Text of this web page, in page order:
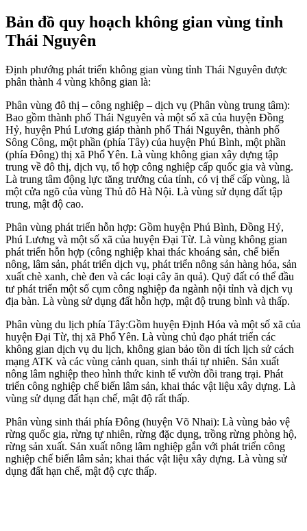
Bản đồ quy hoạch không gian vùng tỉnh
Thái Nguyên
Định phướng phát triển không gian vùng tỉnh Thái Nguyên được
phân thành 4 vùng không gian là:
Phân vùng đô thị – công nghiệp – dịch vụ (Phân vùng trung tâm):
Bao gồm thành phố Thái Nguyên và một số xã của huyện Đồng
Hỷ, huyện Phú Lương giáp thành phố Thái Nguyên, thành phố
Sông Công, một phần (phía Tây) của huyện Phú Bình, một phần
(phía Đông) thị xã Phổ Yên. Là vùng không gian xây dựng tập
trung về đô thị, dịch vụ, tổ hợp công nghiệp cấp quốc gia và vùng.
Là trung tâm động lực tăng trưởng của tỉnh, có vị thế cấp vùng, là
một cửa ngõ của vùng Thủ đô Hà Nội. Là vùng sử dụng đất tập
trung, mật độ cao.
Phân vùng phát triển hỗn hợp: Gồm huyện Phú Bình, Đồng Hỷ,
Phú Lương và một số xã của huyện Đại Từ. Là vùng không gian
phát triển hỗn hợp (công nghiệp khai thác khoáng sản, chế biến
nông, lâm sản, phát triển dịch vụ, phát triển nông sản hàng hóa, sản
xuất chè xanh, chè đen và các loại cây ăn quả). Quỹ đất có thể đầu
tư phát triển một số cụm công nghiệp đa ngành nội tỉnh và dịch vụ
địa bàn. Là vùng sử dụng đất hỗn hợp, mật độ trung bình và thấp.
Phân vùng du lịch phía Tây:Gồm huyện Định Hóa và một số xã của
huyện Đại Từ, thị xã Phổ Yên. Là vùng chủ đạo phát triển các
không gian dịch vụ du lịch, không gian bảo tồn di tích lịch sử cách
mạng ATK và các vùng cảnh quan, sinh thái tự nhiên. Sản xuất
nông lâm nghiệp theo hình thức kinh tế vườn đồi trang trại. Phát
triển công nghiệp chế biến lâm sản, khai thác vật liệu xây dựng. Là
vùng sử dụng đất hạn chế, mật độ rất thấp.
Phân vùng sinh thái phía Đông (huyện Võ Nhai): Là vùng bảo vệ
rừng quốc gia, rừng tự nhiên, rừng đặc dụng, trồng rừng phòng hộ,
rừng sản xuất. Sản xuất nông lâm nghiệp gắn với phát triển công
nghiệp chế biến lâm sản; khai thác vật liệu xây dựng. Là vùng sử
dụng đất hạn chế, mật độ cực thấp.